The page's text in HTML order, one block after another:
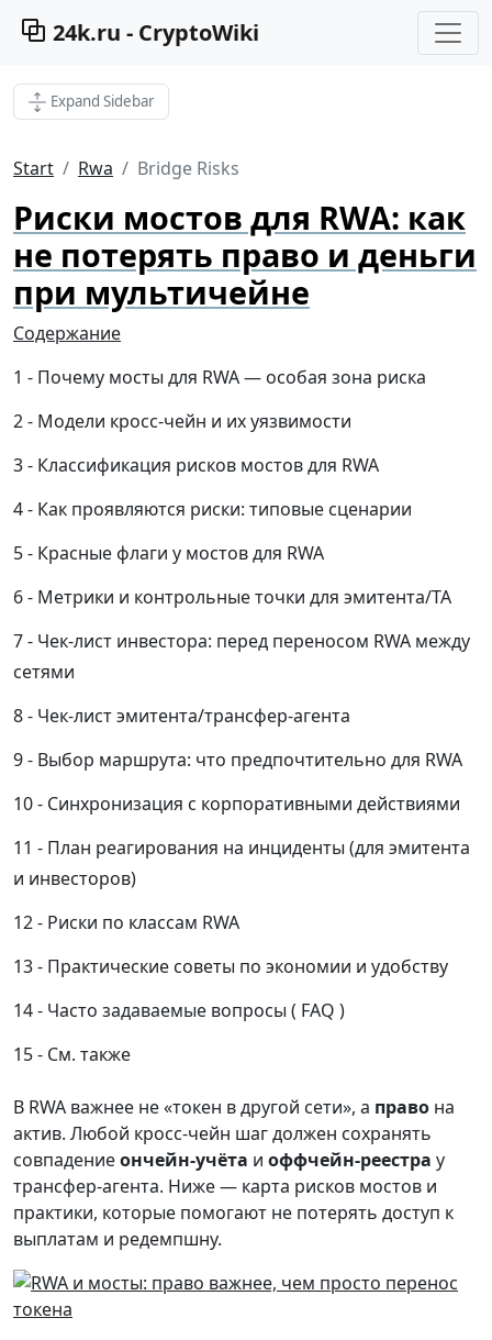
24k.ru - CryptoWiki
Expand Sidebar
Start Rwa Bridge Risks
Риски мостов для RWA: как
не потерять право и деньги
при мультичейне
Содержание
Почему мосты для RWA — особая зона риска
Модели кросс-чейн и их уязвимости
Классификация рисков мостов для RWA
Как проявляются риски: типовые сценарии
Красные флаги у мостов для RWA
Метрики и контрольные точки для эмитента/ТА
Чек-лист инвестора: перед переносом RWA между
сетями
Чек-лист эмитента/трансфер-агента
Выбор маршрута: что предпочтительно для RWA
Синхронизация с корпоративными действиями
План реагирования на инциденты (для эмитента
и инвесторов)
Риски по классам RWA
Практические советы по экономии и удобству
Часто задаваемые вопросы ( FAQ )
См. также
В RWA важнее не «токен в другой сети», а право на
актив. Любой кросс-чейн шаг должен сохранять
совпадениеончейн-учёта и оффчейн-реестра у
трансфер-агента. Ниже — карта рисков мостов и
практики, которые помогают не потерять доступ к
выплатам и редемпшну.